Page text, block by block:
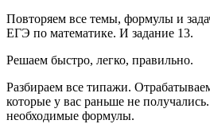
Повторяем все темы, формулы и
ЕГЭ по математике. И задание 13.
Решаем быстро, легко, правильно.
Разбираем все типажи.
которые у вас раньше не
необходимые формулы.